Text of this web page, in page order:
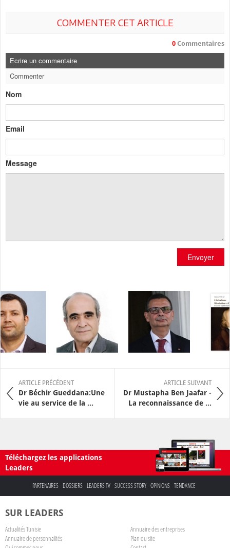
COMMENTER CET ARTICLE
0 Commentaires
Ecrire un commentaire
Commenter
Nom
Email
Message
Envoyer
ARTICLE PRÉCÉDENT
Dr Béchir Gueddana:Une
vie au service de la ...
ARTICLE SUIVANT
Dr Mustapha Ben Jaafar -
La reconnaissance de ...
Téléchargez les applications
Leaders
PARTENAIRES DOSSIERS LEADERS TV SUCCESS STORY OPINIONS TENDANCE
SUR LEADERS
Actualités Tunisie
Annuaire des entreprises
Annuaire de personnalités
Plan du site